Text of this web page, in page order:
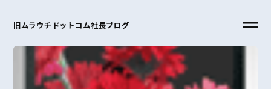
旧ムラウチドットコム社長ブログ